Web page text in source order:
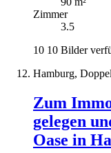
Zimmer
3.5
10 10 Bilder
Hamburg,
Zum
gelegen
Oase in